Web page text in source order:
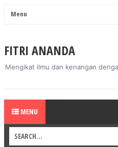
FITRI ANANDA
Mengikat ilmu dan kenangan
MENU